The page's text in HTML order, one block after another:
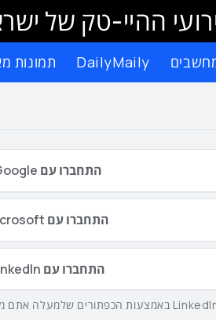
ההיי-טק של
DailyMaily תמונות
התחברו עם Google
התחברו עם Microsoft
התחברו עם LinkedIn